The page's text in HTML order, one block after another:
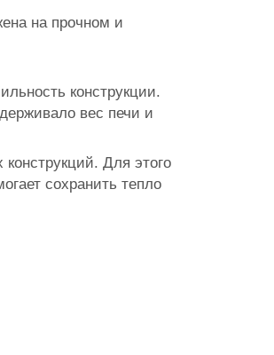
на прочном и
конструкции.
вес печи и
Для этого
сохранить тепло